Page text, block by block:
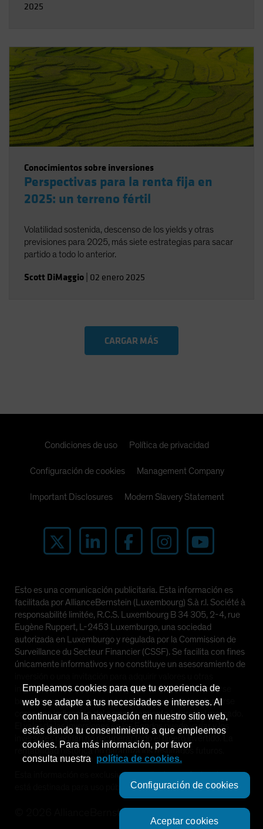
2025
Conocimientos sobre inversiones
Perspectivas para la renta fija en
2025: un terreno fértil
Volatilidad sostenida, descenso de los yields y otras
previsiones para 2025, más siete estrategias para sacar
partido a todo lo anterior.
Scott DiMaggio 02 enero 2025
CARGAR MÁS
Condiciones de uso Política de privacidad
Configuración de cookies Management Company
Important Disclosures Modern Slavery Statement
Esto es una comunicación publicitaria. Esta información es
facilitada por AllianceBernstein (Luxembourg) S.à r.l. Société à
responsabilité limitée, R.C.S. Luxembourg B 34 305, 2-4, rue
Eugène Ruppert, L-2453 Luxemburgo, una sociedad
autorizada en Luxemburgo y regulada por la Commission de
Surveillance du Secteur Financier (CSSF). Se facilita con fines
únicamente informativos y no constituye un asesoramiento de
inversiones. Las perspectivas y opiniones manifestadas se
basan en nuestras previsiones internas y no deben tomarse
como una indicación del comportamiento futuro del mercado.
El valor de las inversiones en los Fondos puede variar y los
inversores podrían no recuperar todo el dinero invertido. La
rentabilidad histórica no garantiza los resultados futuros.
Esta información es exclusiva para clientes profesionales y no
está destinada para uso público.
AllianceBernstein L.P.
Empleamos cookies para que tu experiencia de
web se adapte a tus necesidades e intereses. Al
continuar con la navegación en nuestro sitio web,
estás dando tu consentimiento a que empleemos
cookies. Para más información, por favor
consulta nuestra
política de cookies.
Configuración de cookies
Aceptar cookies